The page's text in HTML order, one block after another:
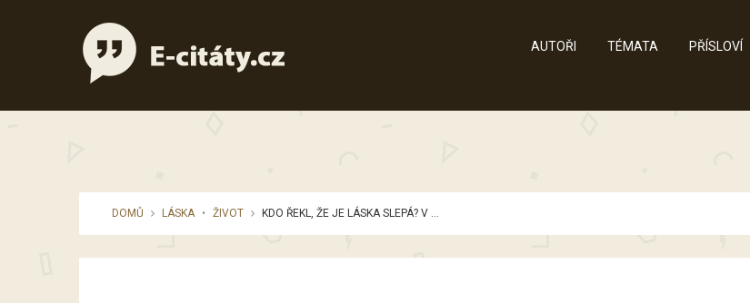
AUTOŘI TÉMATA PŘÍSLOVÍ
DOMŮ LÁSKA • ŽIVOT KDO ŘEKL, ŽE JE LÁSKA SLEPÁ? V ...